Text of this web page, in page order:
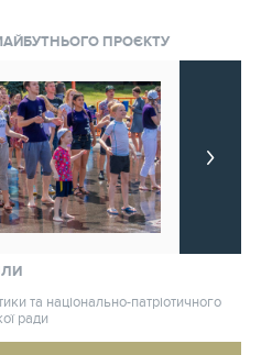
ПРОЄКТУ
та національно-патріотичного
ради